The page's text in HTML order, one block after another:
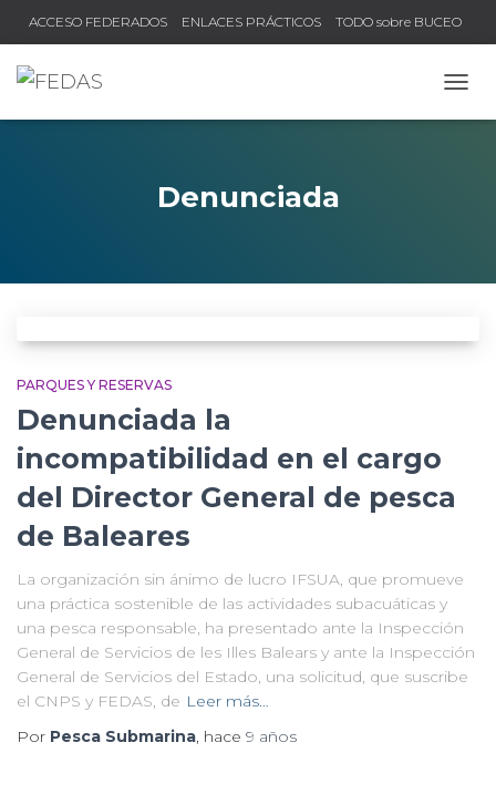
ACCESO FEDERADOS ENLACES PRÁCTICOS TODO sobre BUCEO
Denunciada
PARQUES Y RESERVAS
Denunciada la
incompatibilidad en el cargo
del Director General de pesca
de Baleares
La organización sin ánimo de lucro IFSUA, que promueve
una práctica sostenible de las actividades subacuáticas y
una pesca responsable, ha presentado ante la Inspección
General de Servicios de les Illes Balears y ante la Inspección
General de Servicios del Estado, una solicitud, que suscribe
el CNPS y FEDAS, de Leer más…
Por Pesca Submarina, hace 9 años